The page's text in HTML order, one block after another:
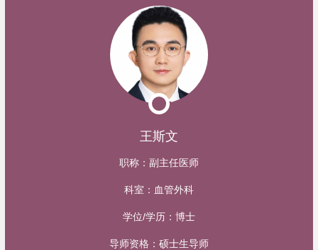
王斯文
职称： 副主任医师
科室： 血管外科
学位/学历： 博士
导师资格： 硕士生导师